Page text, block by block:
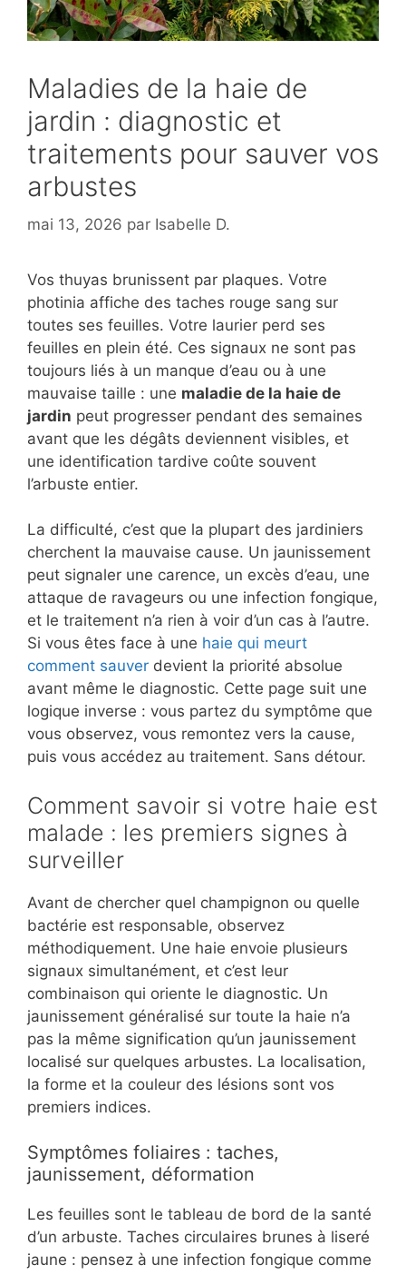
Maladies de la haie de
jardin : diagnostic et
traitements pour sauver vos
arbustes
mai 13, 2026 par Isabelle D.
Vos thuyas brunissent par plaques. Votre
photinia affiche des taches rouge sang sur
toutes ses feuilles. Votre laurier perd ses
feuilles en plein été. Ces signaux ne sont pas
toujours liés à un manque d’eau ou à une
mauvaise taille : une maladie de la haie de
jardin peut progresser pendant des semaines
avant que les dégâts deviennent visibles, et
une identification tardive coûte souvent
l’arbuste entier.
La difficulté, c’est que la plupart des jardiniers
cherchent la mauvaise cause. Un jaunissement
peut signaler une carence, un excès d’eau, une
attaque de ravageurs ou une infection fongique,
et le traitement n’a rien à voir d’un cas à l’autre.
Si vous êtes face à une haie qui meurt
comment sauver devient la priorité absolue
avant même le diagnostic. Cette page suit une
logique inverse : vous partez du symptôme que
vous observez, vous remontez vers la cause,
puis vous accédez au traitement. Sans détour.
Comment savoir si votre haie est
malade : les premiers signes à
surveiller
Avant de chercher quel champignon ou quelle
bactérie est responsable, observez
méthodiquement. Une haie envoie plusieurs
signaux simultanément, et c’est leur
combinaison qui oriente le diagnostic. Un
jaunissement généralisé sur toute la haie n’a
pas la même signification qu’un jaunissement
localisé sur quelques arbustes. La localisation,
la forme et la couleur des lésions sont vos
premiers indices.
Symptômes foliaires : taches,
jaunissement, déformation
Les feuilles sont le tableau de bord de la santé
d’un arbuste. Taches circulaires brunes à liseré
jaune : pensez à une infection fongique comme